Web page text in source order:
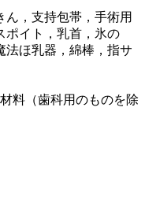
ん，支持包帯，手術用
ポイト，乳首，氷の
法ほ乳器，綿棒，指サ
料（歯科用のものを除